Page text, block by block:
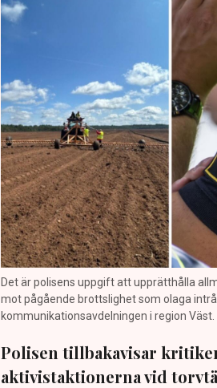
Det är polisens uppgift att upprätthålla
mot pågående brottslighet som olaga
kommunikationsavdelningen i region
Polisen tillbakavisar
aktivistaktionerna vid